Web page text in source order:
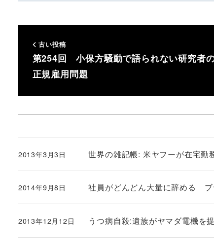
古い投稿
第254回 小保方騒動で語られない研究者
正規雇用問題
世界の雑記帳: 米ヤフーが在宅勤
投稿日
2013年3月3日
社員がどんどん大量に辞める
投稿日
2014年9月8日
うつ病自殺:遺族がヤマダ電機を
投稿日
2013年12月12日